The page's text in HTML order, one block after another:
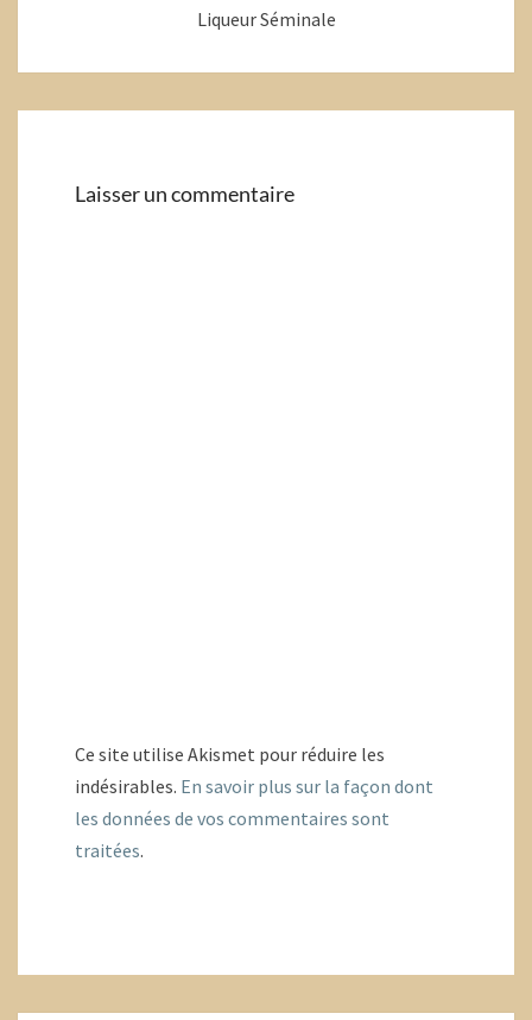
Liqueur Séminale
Laisser un commentaire
Ce site utilise Akismet pour réduire les
indésirables. En savoir plus sur la façon dont
les données de vos commentaires sont
traitées.